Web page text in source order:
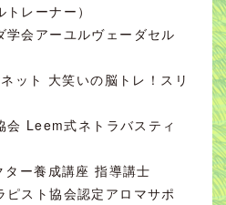
レーナー）
学会アーユルヴェーダセル
ット 大笑いの脳トレ！スリ
会 Leem式ネトラバスティ
ー養成講座 指導講士
ピスト協会認定アロマサポ